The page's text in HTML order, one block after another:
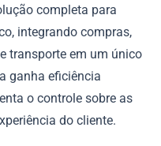
completa para
integrando compras,
transporte em um único
ganha eficiência
o controle sobre as
do cliente.